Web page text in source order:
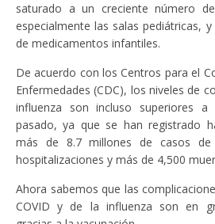
saturado a un creciente número
especialmente las salas pediátricas,
de medicamentos infantiles.
De acuerdo con los Centros para el
Enfermedades (CDC), los niveles de
influenza son incluso superiores
pasado, ya que se han registrado
más de 8.7 millones de casos de
hospitalizaciones y más de 4,500
Ahora sabemos que las
COVID y de la influenza son en